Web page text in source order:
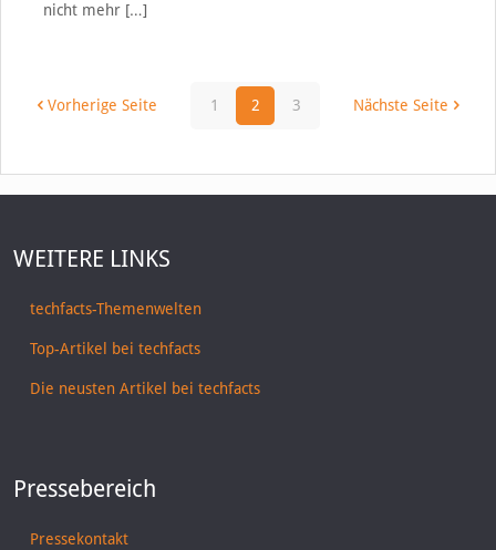
nicht mehr[…]
Vorherige Seite 1 2 3 Nächste Seite
WEITERE LINKS
techfacts-Themenwelten
Top-Artikel bei techfacts
Die neusten Artikel bei techfacts
Pressebereich
Pressekontakt